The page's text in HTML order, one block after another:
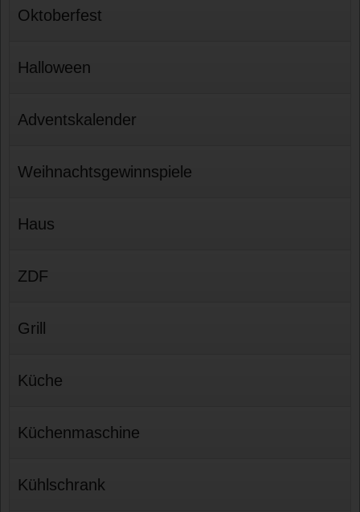
Oktoberfest
Halloween
Adventskalender
Weihnachtsgewinnspiele
Haus
ZDF
Grill
Küche
Küchenmaschine
Kühlschrank